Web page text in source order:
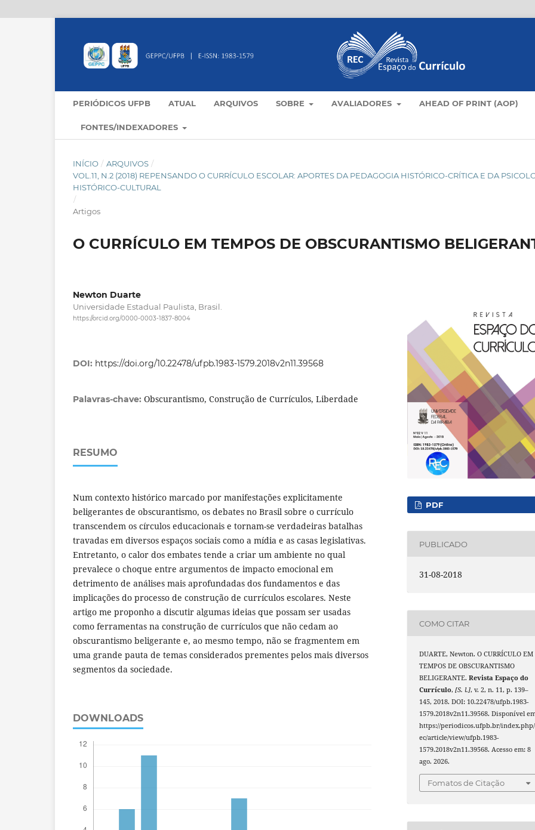
PERIÓDICOS UFPB ATUAL ARQUIVOS SOBRE AVALIADORES AHEAD OF PRINT (AOP)
FONTES/INDEXADORES
INÍCIO / ARQUIVOS /
VOL.11, N.2 (2018) REPENSANDO O CURRÍCULO ESCOLAR: APORTES DA PEDAGOGIA HISTÓRICO-CRÍTICA E DA
HISTÓRICO-CULTURAL
/
Artigos
O CURRÍCULO EM TEMPOS DE OBSCURANTISMO
Newton Duarte
Universidade Estadual Paulista, Brasil.
https://orcid.org/0000-0003-1837-8004
DOI: https://doi.org/10.22478/ufpb.1983-1579.2018v2n11.39568
Palavras-chave: Obscurantismo, Construção de Currículos, Liberdade
RESUMO
Num contexto histórico marcado por manifestações explicitamente
beligerantes de obscurantismo, os debates no Brasil sobre o currículo
transcendem os círculos educacionais e tornam-se verdadeiras batalhas
travadas em diversos espaços sociais como a mídia e as casas legislativas.
Entretanto, o calor dos embates tende a criar um ambiente no qual
prevalece o choque entre argumentos de impacto emocional em
detrimento de análises mais aprofundadas dos fundamentos e das
implicações do processo de construção de currículos escolares. Neste
artigo me proponho a discutir algumas ideias que possam ser usadas
como ferramentas na construção de currículos que não cedam ao
obscurantismo beligerante e, ao mesmo tempo, não se fragmentem em
uma grande pauta de temas considerados prementes pelos mais diversos
segmentos da sociedade.
DOWNLOADS
PDF
PUBLICADO
31-08-2018
COMO CITAR
DUARTE, Newton. O CURRÍCULO EM
TEMPOS DE OBSCURANTISMO
BELIGERANTE.Revista Espaço do
Currículo,[S. l.], v. 2, n. 11, p. 139–
145, 2018. DOI: 10.22478/ufpb.1983-
1579.2018v2n11.39568. Disponível
https://periodicos.ufpb.br/
ec/article/view/ufpb.1983-
1579.2018v2n11.39568. Acesso em: 8
ago. 2026.
Fomatos de Citação